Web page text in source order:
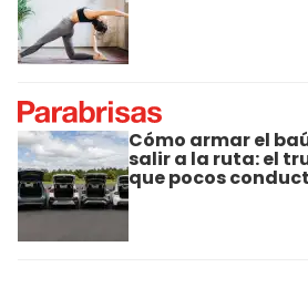
Cómo armar el
salir a la ruta: el
que pocos